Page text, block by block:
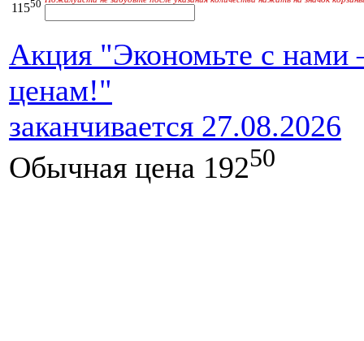
11550
Акция "Экономьте с
ценам!"
заканчивается 27.08.2026
Обычная цена 19250